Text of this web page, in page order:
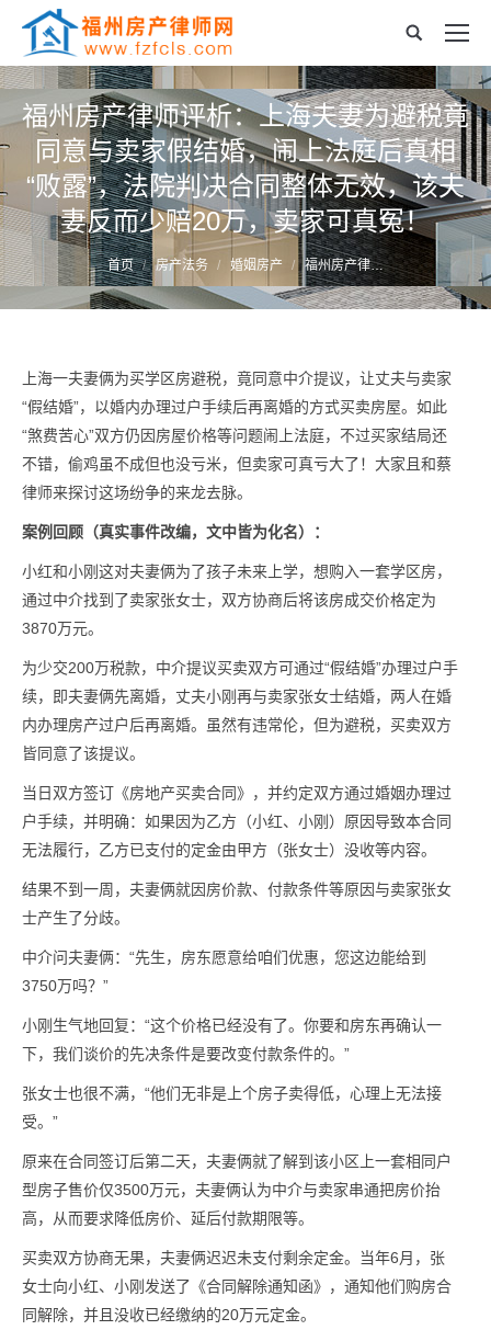
福州房产律师评析：上海夫妻为避税竟
同意与卖家假结婚，闹上法庭后真相
“败露”，法院判决合同整体无效，该夫
妻反而少赔20万，卖家可真冤！
您的位置： 首页 房产法务 婚姻房产 福州房产律…
上海一夫妻俩为买学区房避税，竟同意中介提议，让丈夫与卖家
“假结婚”，以婚内办理过户手续后再离婚的方式买卖房屋。如此
“煞费苦心”双方仍因房屋价格等问题闹上法庭，不过买家结局还
不错，偷鸡虽不成但也没亏米，但卖家可真亏大了！大家且和蔡
律师来探讨这场纷争的来龙去脉。
案例回顾（真实事件改编，文中皆为化名）：
小红和小刚这对夫妻俩为了孩子未来上学，想购入一套学区房，
通过中介找到了卖家张女士，双方协商后将该房成交价格定为
3870万元。
为少交200万税款，中介提议买卖双方可通过“假结婚”办理过户手
续，即夫妻俩先离婚，丈夫小刚再与卖家张女士结婚，两人在婚
内办理房产过户后再离婚。虽然有违常伦，但为避税，买卖双方
皆同意了该提议。
当日双方签订《房地产买卖合同》，并约定双方通过婚姻办理过
户手续，并明确：如果因为乙方（小红、小刚）原因导致本合同
无法履行，乙方已支付的定金由甲方（张女士）没收等内容。
结果不到一周，夫妻俩就因房价款、付款条件等原因与卖家张女
士产生了分歧。
中介问夫妻俩：“先生，房东愿意给咱们优惠，您这边能给到
3750万吗？”
小刚生气地回复：“这个价格已经没有了。你要和房东再确认一
下，我们谈价的先决条件是要改变付款条件的。”
张女士也很不满，“他们无非是上个房子卖得低，心理上无法接
受。”
原来在合同签订后第二天，夫妻俩就了解到该小区上一套相同户
型房子售价仅3500万元，夫妻俩认为中介与卖家串通把房价抬
高，从而要求降低房价、延后付款期限等。
买卖双方协商无果，夫妻俩迟迟未支付剩余定金。当年6月，张
女士向小红、小刚发送了《合同解除通知函》，通知他们购房合
同解除，并且没收已经缴纳的20万元定金。